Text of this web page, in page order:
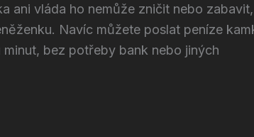
ani vláda ho nemůže zničit nebo
Navíc můžete poslat peníze
bez potřeby bank nebo jiných